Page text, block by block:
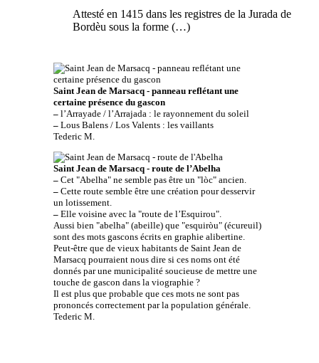
Attesté en 1415 dans les registres de la Jurada de
Bordèu sous la forme (…)
Saint Jean de Marsacq - panneau reflétant une
certaine présence du gascon
–l’Arrayade / l’Arrajada : le rayonnement du soleil
–Lous Balens / Los Valents : les vaillants
Tederic M.
Saint Jean de Marsacq - route de l’Abelha
–Cet "Abelha" ne semble pas être un "lòc" ancien.
–Cette route semble être une création pour desservir
un lotissement.
–Elle voisine avec la "route de l’Esquirou".
Aussi bien "abelha" (abeille) que "esquiròu" (écureuil)
sont des mots gascons écrits en graphie alibertine.
Peut-être que de vieux habitants de Saint Jean de
Marsacq pourraient nous dire si ces noms ont été
donnés par une municipalité soucieuse de mettre une
touche de gascon dans la viographie ?
Il est plus que probable que ces mots ne sont pas
prononcés correctement par la population générale.
Tederic M.